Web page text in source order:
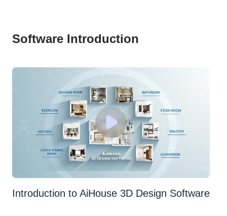
Software Introduction
Introduction to AiHouse 3D Design Software